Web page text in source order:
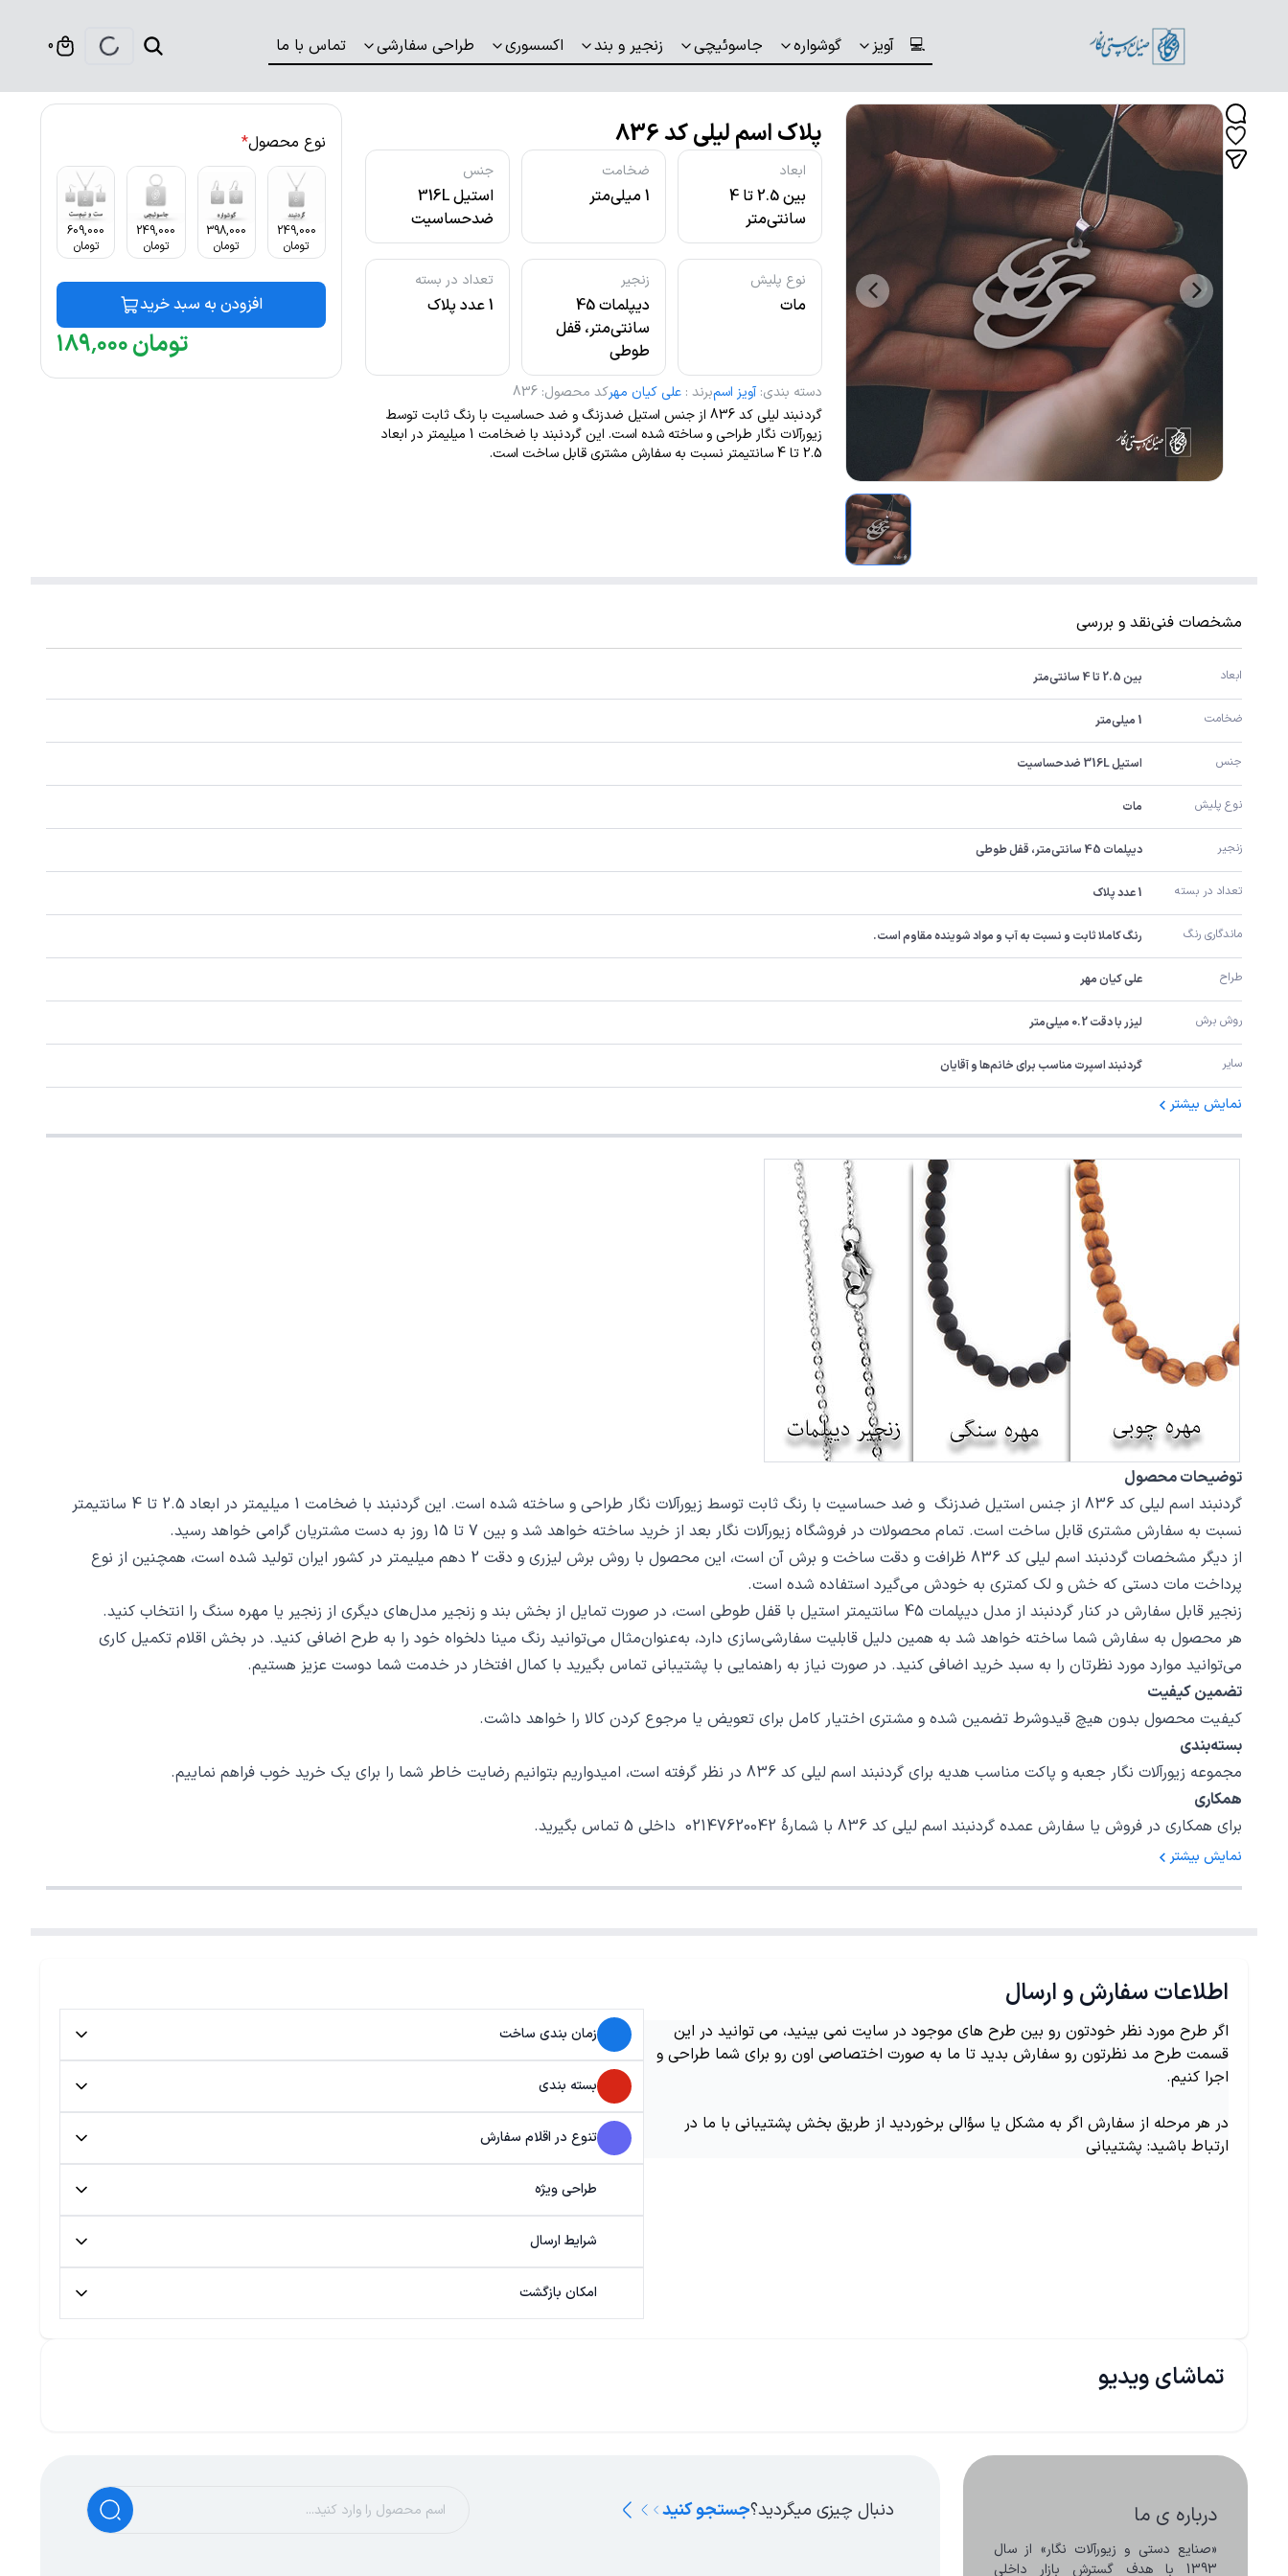
💻 آویز گوشواره جاسوئیچی زنجیر و بند اکسسوری طراحی سفارشی تماس با ما 0
پلاک اسم لیلی کد 836
ابعاد
بین 2.5 تا 4
سانتی‌متر
ضخامت
1 میلی‌متر
جنس
استیل 316L
ضدحساسیت
نوع پلیش
مات
زنجیر
دیپلمات 45
سانتی‌متر، قفل
طوطی
تعداد در بسته
1 عدد پلاک
دسته بندی: آویز اسمبرند : علی کیان مهرکد محصول:
836
گردنبند لیلی کد 836 از جنس استیل ضدزنگ و ضد حساسیت با رنگ ثابت توسط
زیورآلات نگار طراحی و ساخته شده است. این گردنبند با ضخامت 1 میلیمتر در ابعاد
2.5 تا 4 سانتیمتر نسبت به سفارش مشتری قابل ساخت است.
نوع محصول*
249,000
تومان
398,000
تومان
249,000
تومان
609,000
تومان
افزودن به سبد خرید
۱۸۹٬۰۰۰تومان
مشخصات فنینقد و بررسی
ابعاد بین 2.5 تا 4 سانتی‌متر
ضخامت 1 میلی‌متر
جنس استیل 316L ضدحساسیت
نوع پلیش مات
زنجیر دیپلمات 45 سانتی‌متر، قفل طوطی
تعداد در بسته 1 عدد پلاک
ماندگاری رنگ رنگ کاملا ثابت و نسبت به آب و مواد شوینده مقاوم است.
طراح علی کیان مهر
روش برش لیزر با دقت 0.2 میلی‌متر
سایر گردنبند اسپرت مناسب برای خانم‌ها و آقایان
نمایش بیشتر
توضیحات محصول
گردنبند اسم لیلی کد 836 از جنس استیل ضدزنگ و ضد حساسیت با رنگ ثابت توسط زیورآلات نگار طراحی و ساخته شده است. این گردنبند با ضخامت 1 میلیمتر در ابعاد 2.5 تا 4 سانتیمتر
نسبت به سفارش مشتری قابل ساخت است. تمام محصولات در فروشگاه زیورآلات نگار بعد از خرید ساخته خواهد شد و بین 7 تا 15 روز به دست مشتریان گرامی خواهد رسید.
از دیگر مشخصات گردنبند اسم لیلی کد 836 ظرافت و دقت ساخت و برش آن است، این محصول با روش برش لیزری و دقت 2 دهم میلیمتر در کشور ایران تولید شده است، همچنین از نوع
پرداخت مات دستی که خش و لک کمتری به خودش می‌گیرد استفاده شده است.
زنجیر قابل سفارش در کنار گردنبند از مدل دیپلمات 45 سانتیمتر استیل با قفل طوطی است، در صورت تمایل از بخش بند و زنجیر مدل‌های دیگری از زنجیر یا مهره سنگ را انتخاب کنید.
هر محصول به سفارش شما ساخته خواهد شد به همین دلیل قابلیت سفارشی‌سازی دارد، به‌عنوان‌مثال می‌توانید رنگ مینا دلخواه خود را به طرح اضافی کنید. در بخش اقلام تکمیل کاری
می‌توانید موارد مورد نظرتان را به سبد خرید اضافی کنید. در صورت نیاز به راهنمایی با پشتیبانی تماس بگیرید با کمال افتخار در خدمت شما دوست عزیز هستیم.
تضمین کیفیت
کیفیت محصول بدون هیچ قیدوشرط تضمین شده و مشتری اختیار کامل برای تعویض یا مرجوع کردن کالا را خواهد داشت.
بسته‌بندی
مجموعه زیورآلات نگار جعبه و پاکت مناسب هدیه برای گردنبند اسم لیلی کد 836 در نظر گرفته است، امیدواریم بتوانیم رضایت خاطر شما را برای یک خرید خوب فراهم نماییم.
همکاری
برای همکاری در فروش یا سفارش عمده گردنبند اسم لیلی کد 836 با شمارهٔ 02147620042 داخلی 5 تماس بگیرید.
نمایش بیشتر
اطلاعات سفارش و ارسال
اگر طرح مورد نظر خودتون رو بین طرح های موجود در سایت نمی بینید، می توانید در این
قسمت طرح مد نظرتون رو سفارش بدید تا ما به صورت اختصاصی اون رو برای شما طراحی و
اجرا کنیم.
در هر مرحله از سفارش اگر به مشکل یا سؤالی برخوردید از طریق بخش پشتیبانی با ما در
ارتباط باشید: پشتیبانی
زمان بندی ساخت
بسته بندی
تنوع در اقلام سفارش
طراحی ویژه
شرایط ارسال
امکان بازگشت
تماشای ویدیو
درباره ی ما دنبال چیزی میگردید؟جستجو کنید